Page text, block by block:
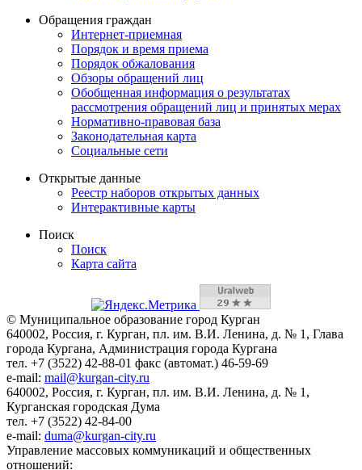
Обращения граждан
Интернет-приемная
Порядок и время приема
Порядок обжалования
Обзоры обращений лиц
Обобщенная информация о результатах
рассмотрения обращений лиц и принятых мерах
Нормативно-правовая база
Законодательная карта
Социальные сети
Открытые данные
Реестр наборов открытых данных
Интерактивные карты
Поиск
Поиск
Карта сайта
© Муниципальное образование город Курган
640002, Россия, г. Курган, пл. им. В.И. Ленина, д. № 1, Глава
города Кургана, Администрация города Кургана
тел. +7 (3522) 42-88-01 факс (автомат.) 46-59-69
e-mail: mail@kurgan-city.ru
640002, Россия, г. Курган, пл. им. В.И. Ленина, д. № 1,
Курганская городская Дума
тел. +7 (3522) 42-84-00
e-mail: duma@kurgan-city.ru
Управление массовых коммуникаций и общественных
отношений: